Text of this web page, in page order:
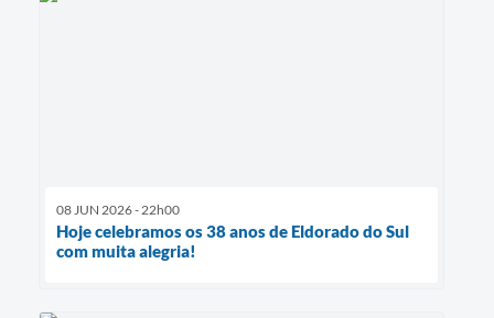
08 JUN 2026 - 22h00
Hoje celebramos os 38 anos de Eldorado do Sul
com muita alegria!